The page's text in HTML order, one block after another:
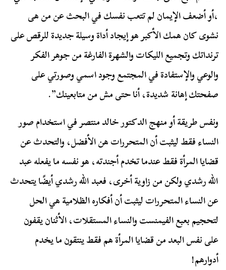
،أو أضعف الإيمان لم تتعب نفسك في البحث عن من هى
نشوى كان همك الأكبر هو إيجاد أداة وسيلة جديدة للرقص على
ترنداتك وتجميع الليكات والشهرة الفارغة من جوهر الفكر
والوعي والإستفادة في المجتمع وجود اسمي وصورتي على
صفحتك إهانة شديدة، أنا حتى مش من متابعينك”.
ونفس طريقة أو منهج الدكتور خالد منتصر في استخدام صور
النساء فقط ليثبت أن المتحررات هن الأفضل، والتحدث عن
قضايا المرأة فقط عندما تخدم أجندته، هو نفسه ما يفعله عبد
الله رشدي ولكن من زاوية أخرى، فعبد الله رشدي أيضًا يتحدث
عن النساء المتحررات ليثبت أن أفكاره الظلامية هي الحل
لتحجيم بعبع الفيمنست والنساء المستقلات، الأثنان يقفون
على نفس البعد من قضايا المرأة هم فقط ينتقون ما يخدم
أدوارهم!